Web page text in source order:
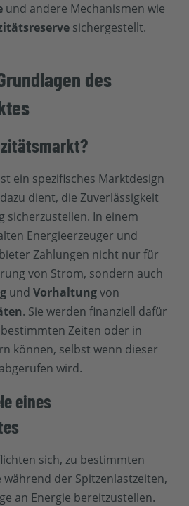
und andere Mechanismen wie
sichergestellt.
des
ein spezifisches Marktdesign
dient, die Zuverlässigkeit
sicherzustellen. In einem
Energieerzeuger und
Zahlungen nicht nur für
von Strom, sondern auch
undVorhaltungvon
. Sie werden finanziell dafür
Zeiten oder in
können, selbst wenn dieser
wird.
eines
sich, zu bestimmten
der Spitzenlastzeiten,
an Energie bereitzustellen.